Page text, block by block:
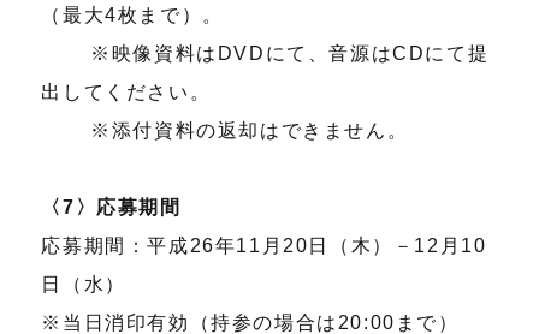
（最大4枚まで）。
※映像資料はDVDにて、音源はCDにて提
出してください。
※添付資料の返却はできません。
〈7〉応募期間
応募期間：平成26年11月20日（木）－12月10
日（水）
※当日消印有効（持参の場合は20:00まで）